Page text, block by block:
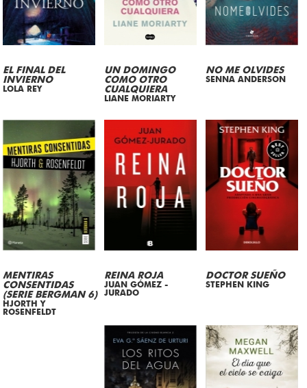
EL FINAL DEL
INVIERNO
LOLA REY
UN DOMINGO
COMO OTRO
CUALQUIERA
LIANE MORIARTY
NO ME OLVIDES
SENNA ANDERSON
MENTIRAS
CONSENTIDAS
(SERIE BERGMAN 6)
HJORTH Y
ROSENFELDT
REINA ROJA
JUAN GÓMEZ -
JURADO
DOCTOR SUEÑO
STEPHEN KING